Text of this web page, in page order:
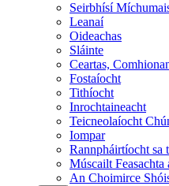
Seirbhísí
Leanaí
Oideachas
Sláinte
Ceartas,
Fostaíocht
Tithíocht
Inrochtaineacht
Teicneolaíocht
Iompar
Rannpháirtíocht sa
Múscailt Feasachta
An Choimirce